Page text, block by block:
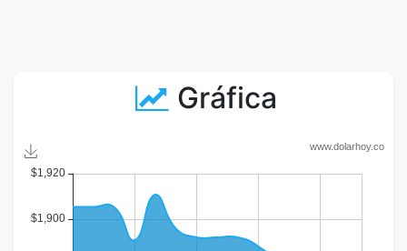
Gráfica